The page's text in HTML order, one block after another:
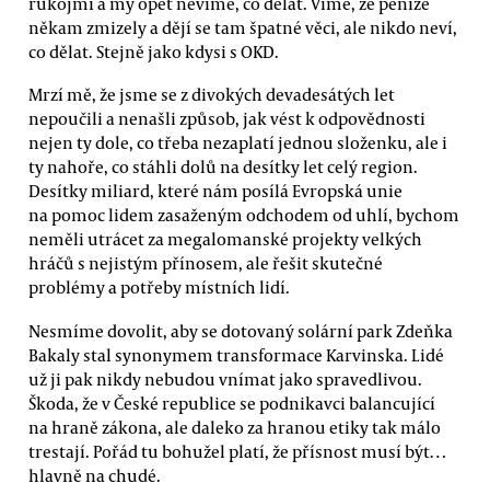
někam zmizely a dějí se tam špatné věci, ale nikdo neví,
co dělat. Stejně jako kdysi s OKD.
Mrzí mě, že jsme se z divokých devadesátých let
nepoučili a nenašli způsob, jak vést k odpovědnosti
nejen ty dole, co třeba nezaplatí jednou složenku, ale i
ty nahoře, co stáhli dolů na desítky let celý region.
Desítky miliard, které nám posílá Evropská unie
na pomoc lidem zasaženým odchodem od uhlí, bychom
neměli utrácet za megalomanské projekty velkých
hráčů s nejistým přínosem, ale řešit skutečné
problémy a potřeby místních lidí.
Nesmíme dovolit, aby se dotovaný solární park Zdeňka
Bakaly stal synonymem transformace Karvinska. Lidé
už ji pak nikdy nebudou vnímat jako spravedlivou.
Škoda, že v České republice se podnikavci balancující
na hraně zákona, ale daleko za hranou etiky tak málo
trestají. Pořád tu bohužel platí, že přísnost musí být…
hlavně na chudé.